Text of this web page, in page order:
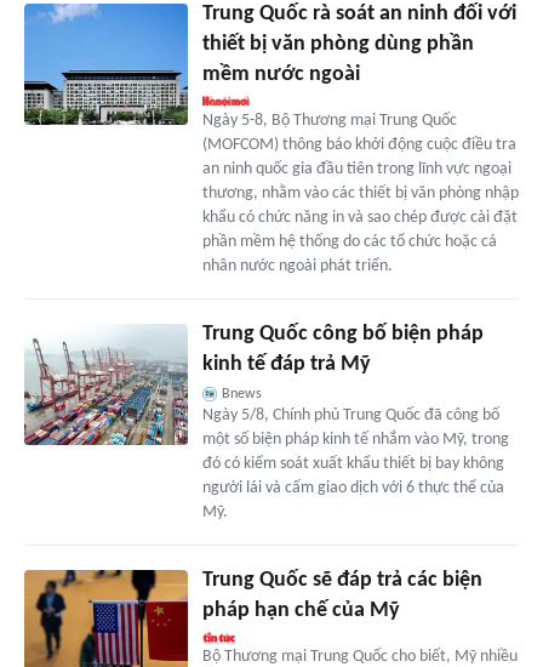
Trung Quốc rà soát an ninh đối với
thiết bị văn phòng dùng phần
mềm nước ngoài
Ngày 5-8, Bộ Thương mại Trung Quốc
(MOFCOM) thông báo khởi động cuộc điều tra
an ninh quốc gia đầu tiên trong lĩnh vực ngoại
thương, nhằm vào các thiết bị văn phòng nhập
khẩu có chức năng in và sao chép được cài đặt
phần mềm hệ thống do các tổ chức hoặc cá
nhân nước ngoài phát triển.
Trung Quốc công bố biện pháp
kinh tế đáp trả Mỹ
Bnews
Ngày 5/8, Chính phủ Trung Quốc đã công bố
một số biện pháp kinh tế nhắm vào Mỹ, trong
đó có kiểm soát xuất khẩu thiết bị bay không
người lái và cấm giao dịch với 6 thực thể của
Mỹ.
Trung Quốc sẽ đáp trả các biện
pháp hạn chế của Mỹ
Bộ Thương mại Trung Quốc cho biết, Mỹ nhiều